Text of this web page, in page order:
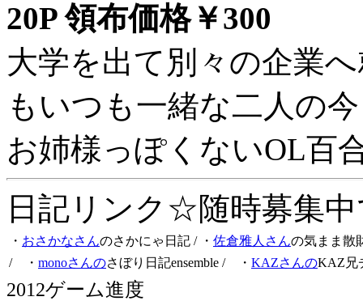
20P 領布価格￥300
大学を出て別々の企業
もいつも一緒な二人の
お姉様っぽくないOL百
日記リンク☆随時募集
・ おさかなさんのさかにゃ日記 / ・ 佐倉雅人さんの気まま散
/ ・ monoさんのさぼり日記ensemble / ・ KAZさんのKAZ兄
2012ゲーム進度